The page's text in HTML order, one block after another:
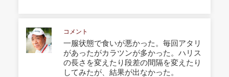
コメント
一服状態で食いが悪かった。毎回アタリ
があったがカラツンが多かった。ハリス
の長さを変えたり段差の間隔を変えたり
してみたが、結果が出なかった。